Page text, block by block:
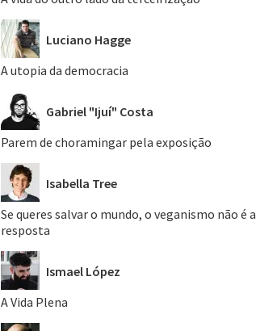
Luciano Hagge
A utopia da democracia
Gabriel "Ijuí" Costa
Parem de choramingar pela exposição
Isabella Tree
Se queres salvar o mundo, o veganismo não é a
resposta
Ismael López
A Vida Plena